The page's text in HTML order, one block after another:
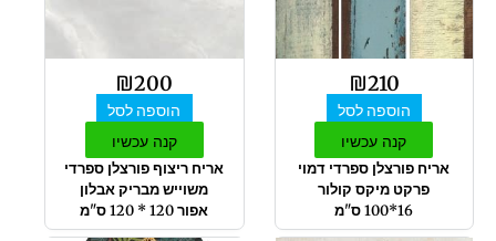
₪210
הוספה לסל
קנה עכשיו
אריח פורצלן ספרדי דמוי
פרקט מיקס קולור
16*100 ס"מ
₪200
הוספה לסל
קנה עכשיו
אריח ריצוף פורצלן ספרדי
משוייש מבריק אבלון
אפור 120 * 120 ס"מ